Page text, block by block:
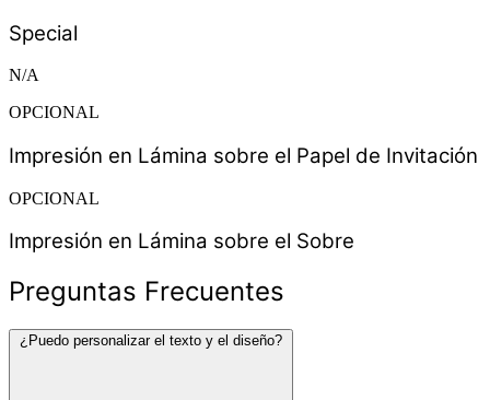
Special
N/A
OPCIONAL
Impresión en Lámina sobre el Papel de Invitación
OPCIONAL
Impresión en Lámina sobre el Sobre
Preguntas Frecuentes
¿Puedo personalizar el texto y el diseño?